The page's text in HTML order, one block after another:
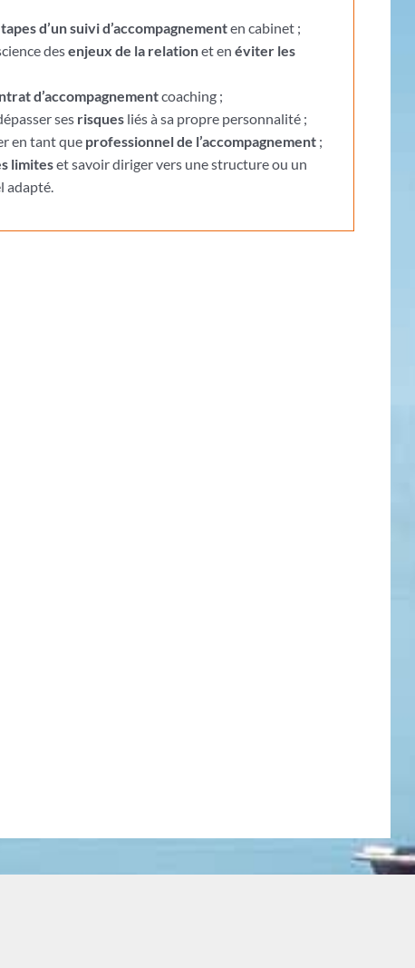
d’un suivi d’accompagnementen cabinet ;
desenjeux de la relationet enéviter les
d’accompagnementcoaching ;
ses risques liés à sa propre personnalité ;
en tant que professionnel de l’accompagnement ;
limiteset savoir diriger vers une structure ou un
adapté.